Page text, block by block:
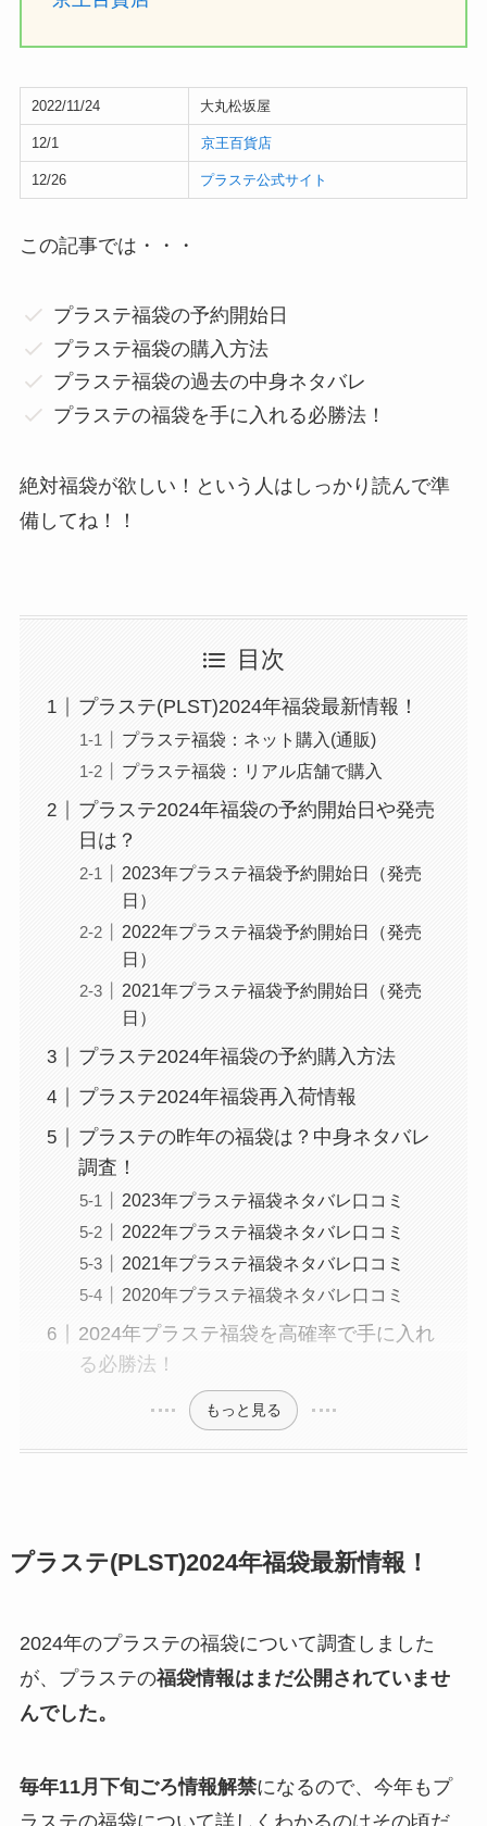
2022/11/24 大丸松坂屋
12/1 京王百貨店
12/26 プラステ公式サイト
この記事では・・・
プラステ福袋の予約開始日
プラステ福袋の購入方法
プラステ福袋の過去の中身ネタバレ
プラステの福袋を手に入れる必勝法！
絶対福袋が欲しい！という人はしっかり読んで準
備してね！！
目次
プラステ(PLST)2024年福袋最新情報！
プラステ福袋：ネット購入(通販)
プラステ福袋：リアル店舗で購入
プラステ2024年福袋の予約開始日や発売
日は？
2023年プラステ福袋予約開始日（発売
日）
2022年プラステ福袋予約開始日（発売
日）
2021年プラステ福袋予約開始日（発売
日）
プラステ2024年福袋の予約購入方法
プラステ2024年福袋再入荷情報
プラステの昨年の福袋は？中身ネタバレ
調査！
2023年プラステ福袋ネタバレ口コミ
2022年プラステ福袋ネタバレ口コミ
2021年プラステ福袋ネタバレ口コミ
2020年プラステ福袋ネタバレ口コミ
2024年プラステ福袋を高確率で手に入れ
る必勝法！
もっと見る
プラステ(PLST)2024年福袋最新情報！
2024年のプラステの福袋について調査しました
が、プラステの福袋情報はまだ公開されていませ
んでした。
毎年11月下旬ごろ情報解禁になるので、今年もプ
ラステの福袋について詳しくわかるのはその頃だ